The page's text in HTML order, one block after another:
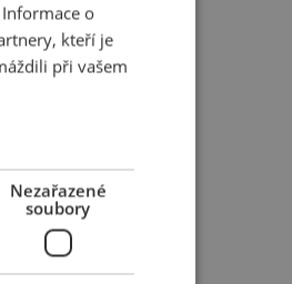
o
kteří je
při vašem
Nezařazené
soubory